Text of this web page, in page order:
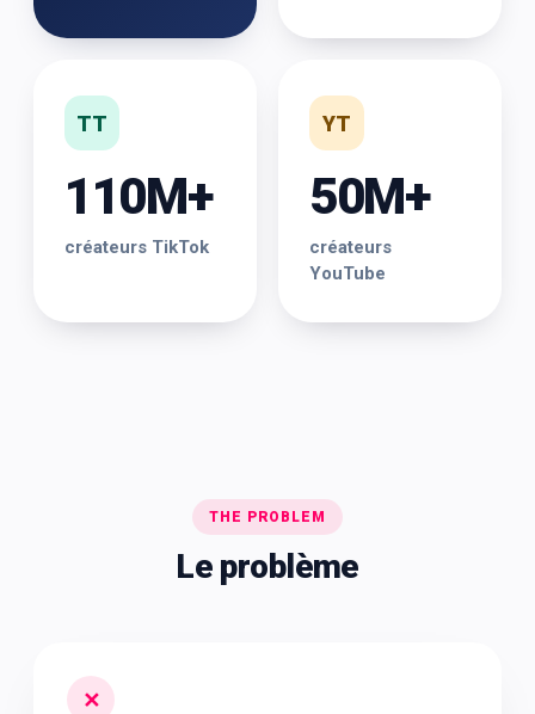
TT
110M+
créateurs TikTok
YT
50M+
créateurs
YouTube
THE PROBLEM
Le problème
✕